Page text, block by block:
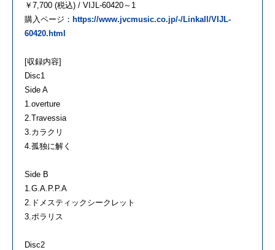
￥7,700 (税込) / VIJL-60420～1
購入ページ： https://www.jvcmusic.co.jp/-/Linkall/VIJL-
60420.html
[収録内容]
Disc1
Side A
1.overture
2.Travessia
3.カラクリ
4.孤独に解く
Side B
1.G.A.P.P.A
2.ドメスティックシークレット
3.ポラリス
Disc2